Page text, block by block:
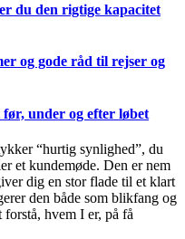
du den rigtige kapacitet
og gode råd til rejser og
under og efter løbet
“hurtig synlighed”, du
et kundemøde. Den er nem
dig en stor flade til et klart
den både som blikfang og
hvem I er, på få